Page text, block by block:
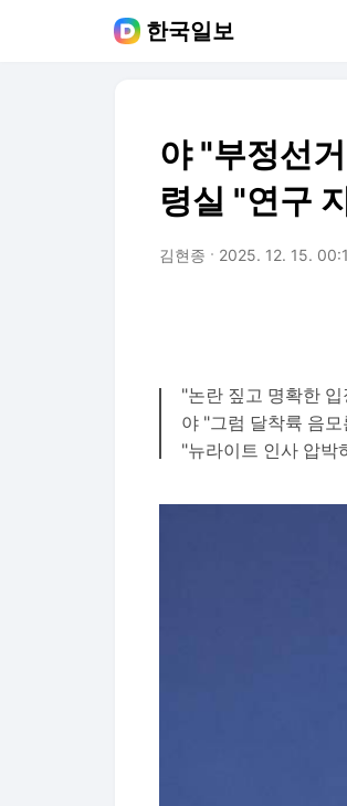
한국일보
야 "부정선
령실 "연구
김현종 2025. 12. 15.
"논란 짚고 명확한
야 "그럼 달착륙 음
"뉴라이트 인사 압박